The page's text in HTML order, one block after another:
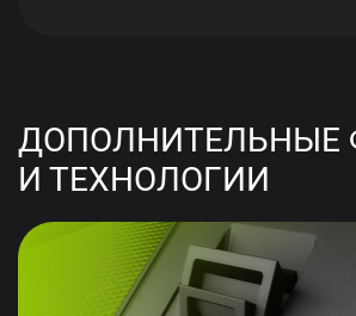
ДОПОЛНИТЕЛЬНЫЕ
И ТЕХНОЛОГИИ